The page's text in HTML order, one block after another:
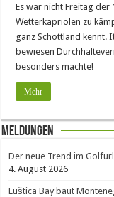
Es war nicht Freitag der
Wetterkapriolen zu
ganz Schottland kennt.
bewiesen
besonders machte!
Mehr
Meldungen
Der neue Trend im
4. August 2026
Luštica Bay baut